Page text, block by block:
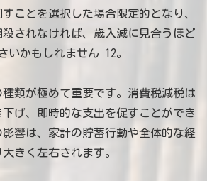
ことを選択した場合限定的となり、
されなければ、歳入減に見合うほど
いかもしれません 12。
類が極めて重要です。消費税減税は
げ、即時的な支出を促すことができ
響は、家計の貯蓄行動や全体的な経
きく左右されます。